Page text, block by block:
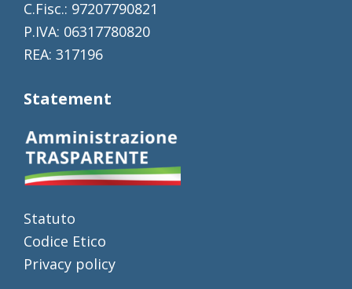
C.Fisc.: 97207790821
P.IVA: 06317780820
REA: 317196
Statement
Statuto
Codice Etico
Privacy policy